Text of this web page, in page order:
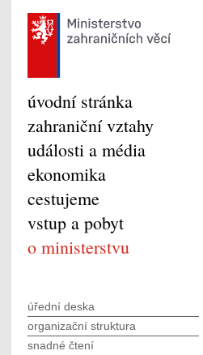
úvodní stránka
zahraniční vztahy
události a média
ekonomika
cestujeme
vstup a pobyt
o ministerstvu
úřední deska
organizační struktura
snadné čtení